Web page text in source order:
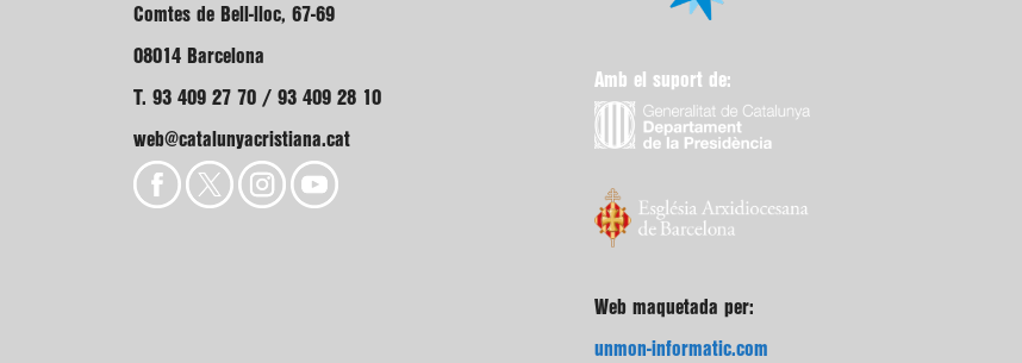
Comtes de Bell-lloc, 67-69
08014 Barcelona
T. 93 409 27 70 / 93 409 28 10
web@catalunyacristiana.cat
Amb el suport de:
Web maquetada per:
unmon-informatic.com